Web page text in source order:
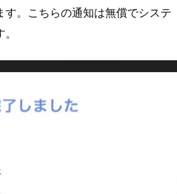
。こちらの通知は無償でシステ